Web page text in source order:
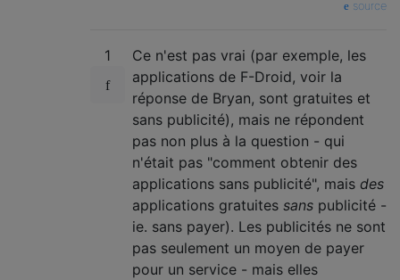
source
1
Ce n'est pas vrai (par exemple, les
applications de F-Droid, voir la
réponse de Bryan, sont gratuites et
sans publicité), mais ne répondent
pas non plus à la question - qui
n'était pas "comment obtenir des
applications sans publicité", mais des
applications gratuites sans publicité -
ie. sans payer). Les publicités ne sont
pas seulement un moyen de payer
pour un service - mais elles